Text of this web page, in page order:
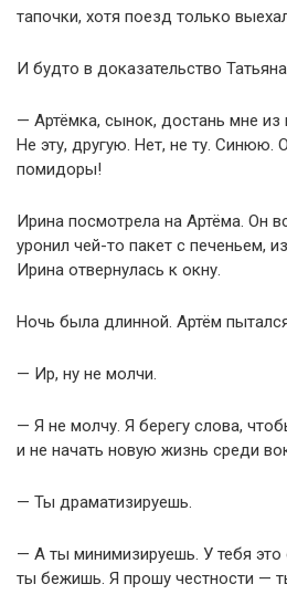
тапочки, хотя поезд только
И будто в доказательство
— Артёмка, сынок, достань мне из
Не эту, другую. Нет, не ту. Синюю.
помидоры!
Ирина посмотрела на Артёма. Он
уронил чей-то пакет с печеньем,
Ирина отвернулась к окну.
Ночь была длинной. Артём
— Ир, ну не молчи.
— Я не молчу. Я берегу слова,
и не начать новую жизнь среди
— Ты драматизируешь.
— А ты минимизируешь. У тебя
ты бежишь. Я прошу честности —